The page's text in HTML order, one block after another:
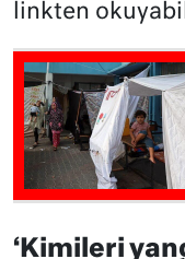
linkten
‘Kimileri